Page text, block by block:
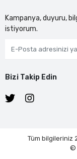
Kampanya, duyuru,
istiyorum.
Bizi Takip Edin
Tüm bilgileriniz
©